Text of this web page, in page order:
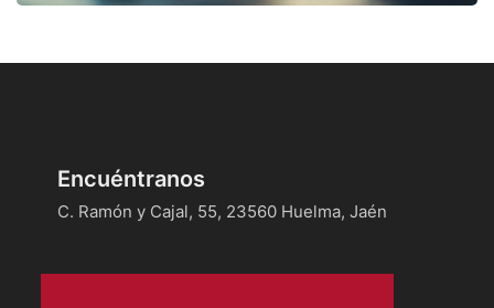
Encuéntranos
C. Ramón y Cajal, 55, 23560 Huelma, Jaén